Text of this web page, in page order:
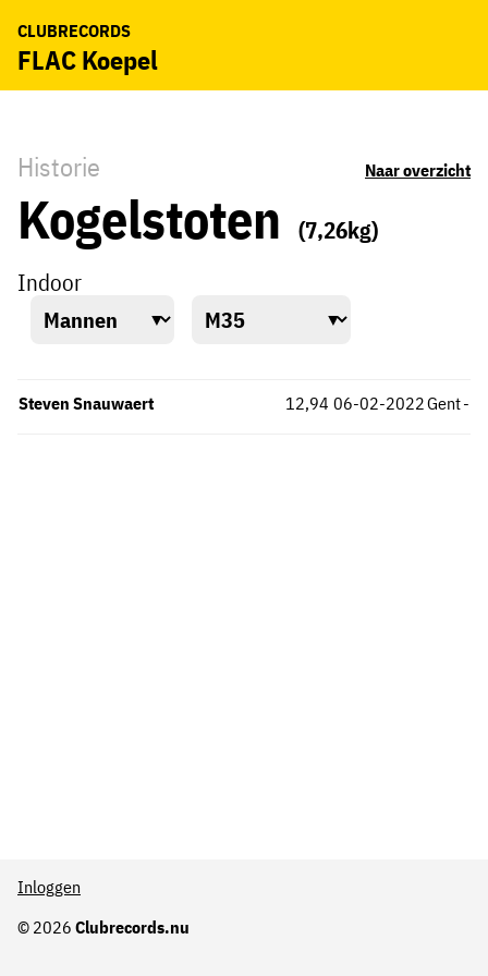
CLUBRECORDS
FLAC Koepel
Historie Naar overzicht
Kogelstoten
(7,26kg)
Indoor
Steven Snauwaert Gent
12,94 -
06-02-2022
© 2026 Clubrecords.nu
Inloggen